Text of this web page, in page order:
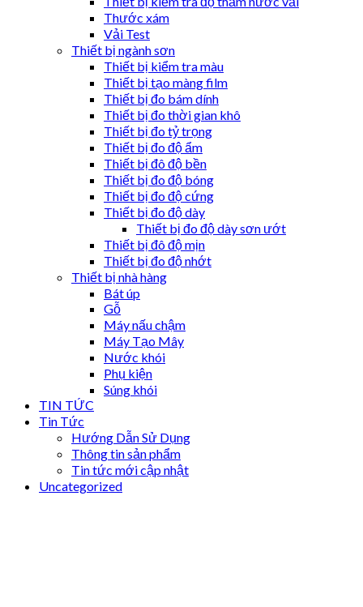
Thước xám
Vải Test
Thiết bị ngành sơn
Thiết bị kiểm tra màu
Thiết bị tạo màng film
Thiết bị đo bám dính
Thiết bị đo thời gian khô
Thiết bị đo tỷ trọng
Thiết bị đo độ ẩm
Thiết bị đô độ bền
Thiết bị đo độ bóng
Thiết bị đo độ cứng
Thiết bị đo độ dày
Thiết bị đo độ dày sơn ướt
Thiết bị đô độ mịn
Thiết bị đo độ nhớt
Thiết bị nhà hàng
Bát úp
Gỗ
Máy nấu chậm
Máy Tạo Mây
Nước khói
Phụ kiện
Súng khói
TIN TỨC
Tin Tức
Hướng Dẫn Sử Dụng
Thông tin sản phẩm
Tin tức mới cập nhật
Uncategorized